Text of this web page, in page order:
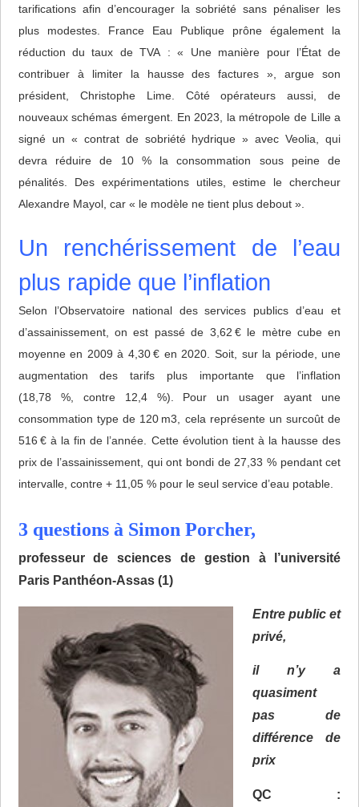
tarifications afin d’encourager la sobriété sans pénaliser les
plus modestes. France Eau Publique prône également la
réduction du taux de TVA : « Une manière pour l’État de
contribuer à limiter la hausse des factures », argue son
président, Christophe Lime. Côté opérateurs aussi, de
nouveaux schémas émergent. En 2023, la métropole de Lille a
signé un « contrat de sobriété hydrique » avec Veolia, qui
devra réduire de 10 % la consommation sous peine de
pénalités. Des expérimentations utiles, estime le chercheur
Alexandre Mayol, car « le modèle ne tient plus debout ».
Un renchérissement de l’eau
plus rapide que l’inflation
Selon l’Observatoire national des services publics d’eau et
d’assainissement, on est passé de 3,62 € le mètre cube en
moyenne en 2009 à 4,30 € en 2020. Soit, sur la période, une
augmentation des tarifs plus importante que l’inflation
(18,78 %, contre 12,4 %). Pour un usager ayant une
consommation type de 120 m3, cela représente un surcoût de
516 € à la fin de l’année. Cette évolution tient à la hausse des
prix de l’assainissement, qui ont bondi de 27,33 % pendant cet
intervalle, contre + 11,05 % pour le seul service d’eau potable.
3 questions à Simon Porcher,
professeur de sciences de gestion à l’université
Paris Panthéon-Assas (1)
Entre public et
privé,
il n’y a
quasiment
pas de
différence de
prix
QC :